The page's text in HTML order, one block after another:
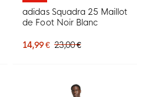
adidas Squadra 25 Maillot
de Foot Noir Blanc
14,99 € 23,00 €